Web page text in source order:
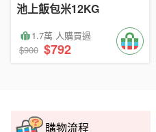
池上飯包米12KG
1.7萬 人購買過
$900 $792
購物流程